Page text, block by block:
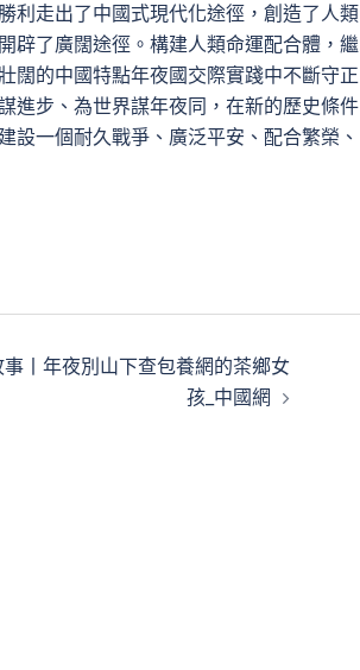
利走出了中國式現代化途徑，創造了人類
辟了廣闊途徑。構建人類命運配合體，繼
闊的中國特點年夜國交際實踐中不斷守正
進步、為世界謀年夜同，在新的歷史條件
一個耐久戰爭、廣泛平安、配合繁榮、
事丨年夜別山下查包養網的茶鄉女
孩_中國網